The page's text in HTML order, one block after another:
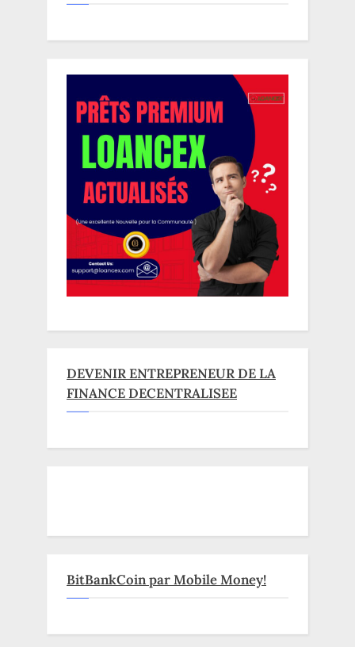
DEVENIR ENTREPRENEUR DE LA
FINANCE DECENTRALISEE
BitBankCoin par Mobile Money!